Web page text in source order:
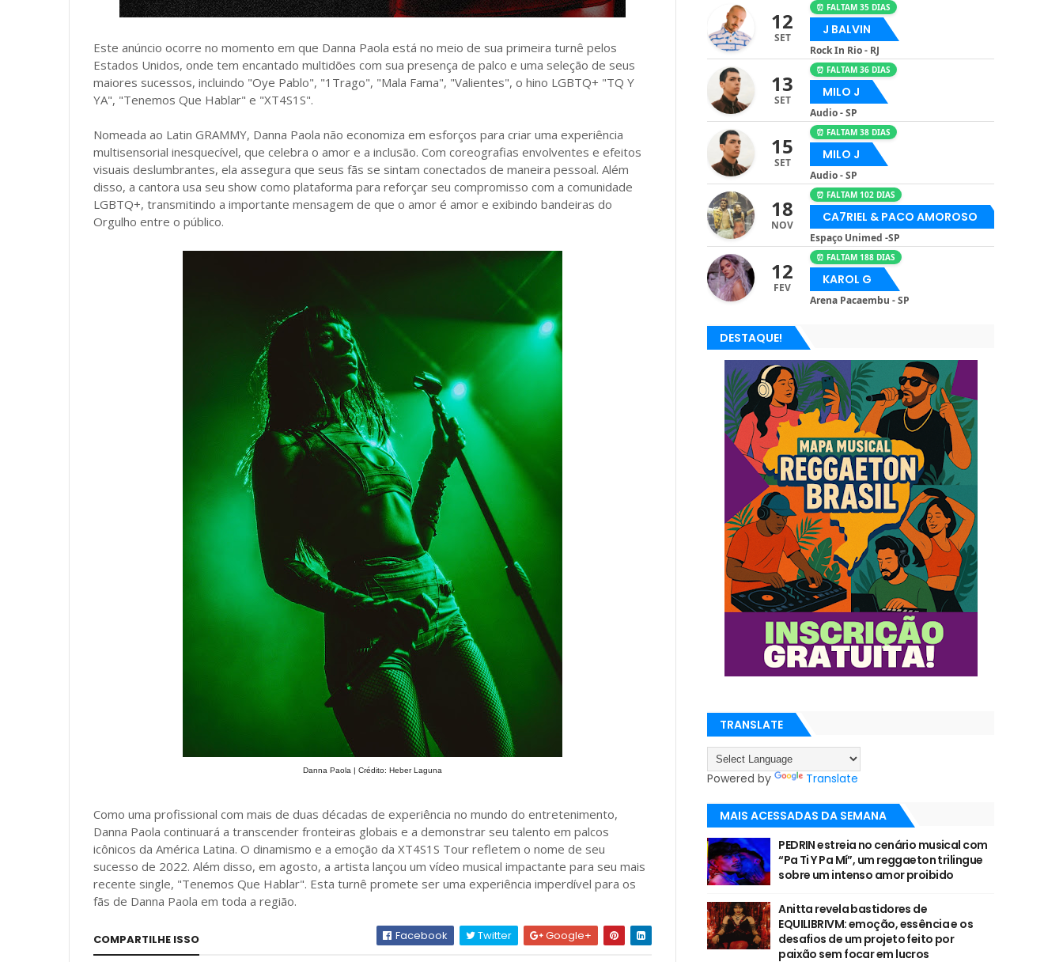
Este anúncio ocorre no momento em que Danna Paola está no meio de sua primeira turnê pelos
Estados Unidos, onde tem encantado multidões com sua presença de palco e uma seleção de seus
maiores sucessos, incluindo "Oye Pablo", "1Trago", "Mala Fama", "Valientes", o hino LGBTQ+ "TQ Y
YA", "Tenemos Que Hablar" e "XT4S1S".
Nomeada ao Latin GRAMMY, Danna Paola não economiza em esforços para criar uma experiência
multisensorial inesquecível, que celebra o amor e a inclusão. Com coreografias envolventes e efeitos
visuais deslumbrantes, ela assegura que seus fãs se sintam conectados de maneira pessoal. Além
disso, a cantora usa seu show como plataforma para reforçar seu compromisso com a comunidade
LGBTQ+, transmitindo a importante mensagem de que o amor é amor e exibindo bandeiras do
Orgulho entre o público.
Danna Paola | Crédito: Heber Laguna
Como uma profissional com mais de duas décadas de experiência no mundo do entretenimento,
Danna Paola continuará a transcender fronteiras globais e a demonstrar seu talento em palcos
icônicos da América Latina. O dinamismo e a emoção da XT4S1S Tour refletem o nome de seu
sucesso de 2022. Além disso, em agosto, a artista lançou um vídeo musical impactante para seu mais
recente single, "Tenemos Que Hablar". Esta turnê promete ser uma experiência imperdível para os
fãs de Danna Paola em toda a região.
COMPARTILHE ISSO Facebook Twitter Google+
12
SET
⏰ FALTAM 35 DIAS
J BALVIN
Rock In Rio - RJ
13
SET
⏰ FALTAM 36 DIAS
MILO J
Audio - SP
15
SET
⏰ FALTAM 38 DIAS
MILO J
Audio - SP
18
NOV
⏰ FALTAM 102 DIAS
CA7RIEL & PACO AMOROSO
Espaço Unimed -SP
12
FEV
⏰ FALTAM 188 DIAS
KAROL G
Arena Pacaembu - SP
DESTAQUE!
TRANSLATE
Powered by Translate
MAIS ACESSADAS DA SEMANA
PEDRIN estreia no cenário musical com
“Pa Ti Y Pa Mí”, um reggaeton trilingue
sobre um intenso amor proibido
Anitta revela bastidores de
EQUILIBRIVM: emoção, essência e os
desafios de um projeto feito por
paixão sem focar em lucros